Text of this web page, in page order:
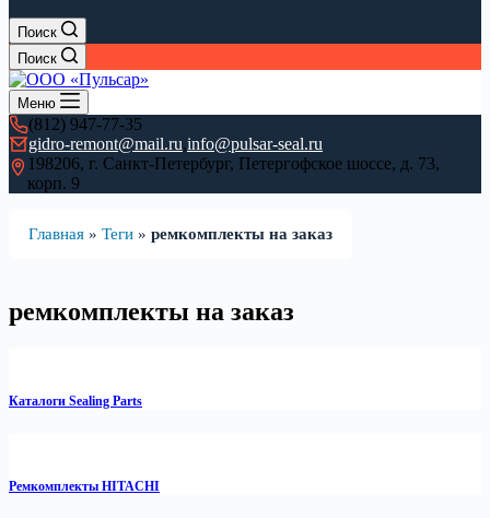
Поиск
Поиск
Меню
(812) 947-77-35
gidro-remont@mail.ru,info@pulsar-seal.ru
198206, г. Санкт-Петербург, Петергофское шоссе, д. 73,
корп. 9
Главная » Теги » ремкомплекты на заказ
ремкомплекты на заказ
Каталоги Sealing Parts
Ремкомплекты HITACHI